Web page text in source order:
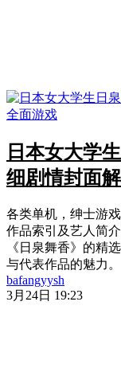
日本女大学
细剧情封面
各类单机，绅士游戏
作品索引及艺人简
《日泉舞香》的精
与代表作品的魅力
bafangyysh
3月24日 19:23